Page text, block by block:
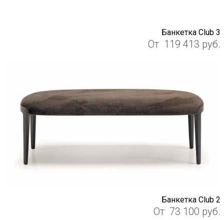
Банкетка Club 3
От 119 413 руб.
Банкетка Club 2
От 73 100 руб.